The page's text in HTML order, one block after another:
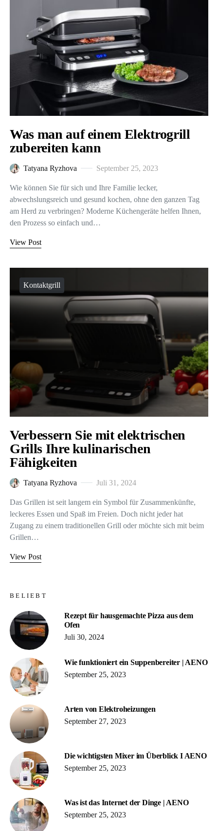
Was man auf einem Elektrogrill
zubereiten kann
Tatyana Ryzhova September 25, 2023
Wie können Sie für sich und Ihre Familie lecker,
abwechslungsreich und gesund kochen, ohne den ganzen Tag
am Herd zu verbringen? Moderne Küchengeräte helfen Ihnen,
den Prozess so einfach und…
View Post
Kontaktgrill
Verbessern Sie mit elektrischen
Grills Ihre kulinarischen
Fähigkeiten
Tatyana Ryzhova Juli 31, 2024
Das Grillen ist seit langem ein Symbol für Zusammenkünfte,
leckeres Essen und Spaß im Freien. Doch nicht jeder hat
Zugang zu einem traditionellen Grill oder möchte sich mit beim
Grillen…
View Post
BELIEBT
Rezept für hausgemachte Pizza aus dem
Ofen
Juli 30, 2024
Wie funktioniert ein Suppenbereiter | AENO
September 25, 2023
Arten von Elektroheizungen
September 27, 2023
Die wichtigsten Mixer im Überblick I AENO
September 25, 2023
Was ist das Internet der Dinge | AENO
September 25, 2023